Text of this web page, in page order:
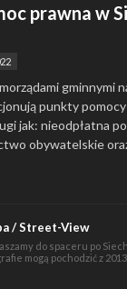
prawna w
gminnymi
punkty
jak: nieodpłatna
obywatelskie
/ Street-View
do spaceru po
mogą pochodzić z